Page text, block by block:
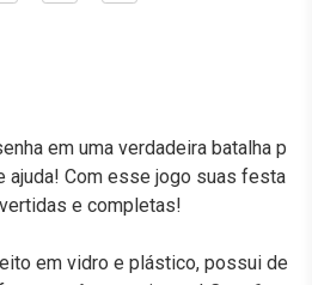
em uma verdadeira batalha p
ajuda! Com esse jogo suas festa
e completas!
em vidro e plástico, possui de